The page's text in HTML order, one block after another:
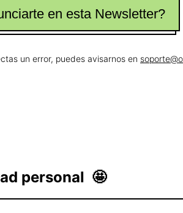
en esta Newsletter?
un error, puedes avisarnos en
personal 🤩